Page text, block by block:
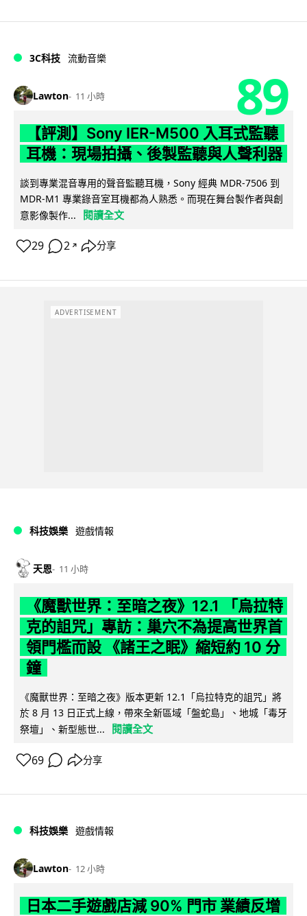
3C科技 流動音樂
Lawton 11 小時 89
【評測】Sony IER-M500 入耳式監聽
耳機：現場拍攝、後製監聽與人聲利器
談到專業混音專用的聲音監聽耳機，Sony 經典 MDR-7506 到
MDR-M1 專業錄音室耳機都為人熟悉。而現在舞台製作者與創
意影像製作...
閱讀全文
29 2 ↗ 分享
ADVERTISEMENT
科技娛樂 遊戲情報
天恩 11 小時
《魔獸世界：至暗之夜》12.1 「烏拉特
克的詛咒」專訪：巢穴不為提高世界首
領門檻而設 《諸王之眠》縮短約 10 分
鐘
《魔獸世界：至暗之夜》版本更新 12.1「烏拉特克的詛咒」將
於 8 月 13 日正式上線，帶來全新區域「盤蛇島」、地城「毒牙
祭壇」、新型態世...
閱讀全文
69 分享
科技娛樂 遊戲情報
Lawton 12 小時
日本二手遊戲店減 90% 門市 業績反增